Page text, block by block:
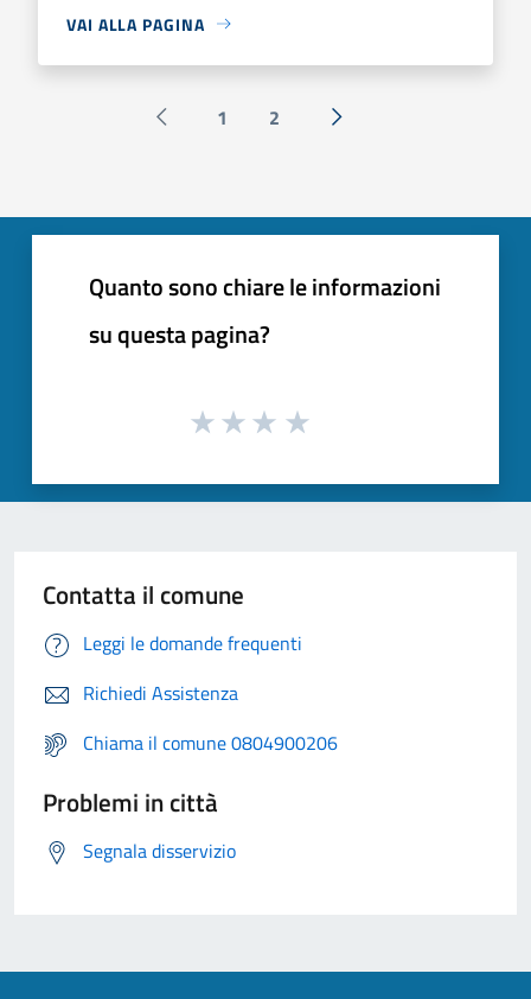
VAI ALLA PAGINA
Pagina precedente
1 2 Successiva »
Quanto sono chiare le informazioni
su questa pagina?
Contatta il comune
Leggi le domande frequenti
Richiedi Assistenza
Chiama il comune 0804900206
Problemi in città
Segnala disservizio